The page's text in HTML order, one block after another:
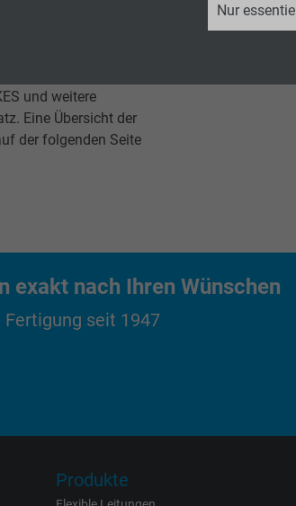
Cookie von Google für Website-Analysen.
Erzeugt statistische Daten darüber, wie der
Google LLC
Nur
ABS in die Hand.
und weitere
Eine Übersicht der
der folgenden Seite
exakt nach Ihren Wünschen
seit 1947
Produkte